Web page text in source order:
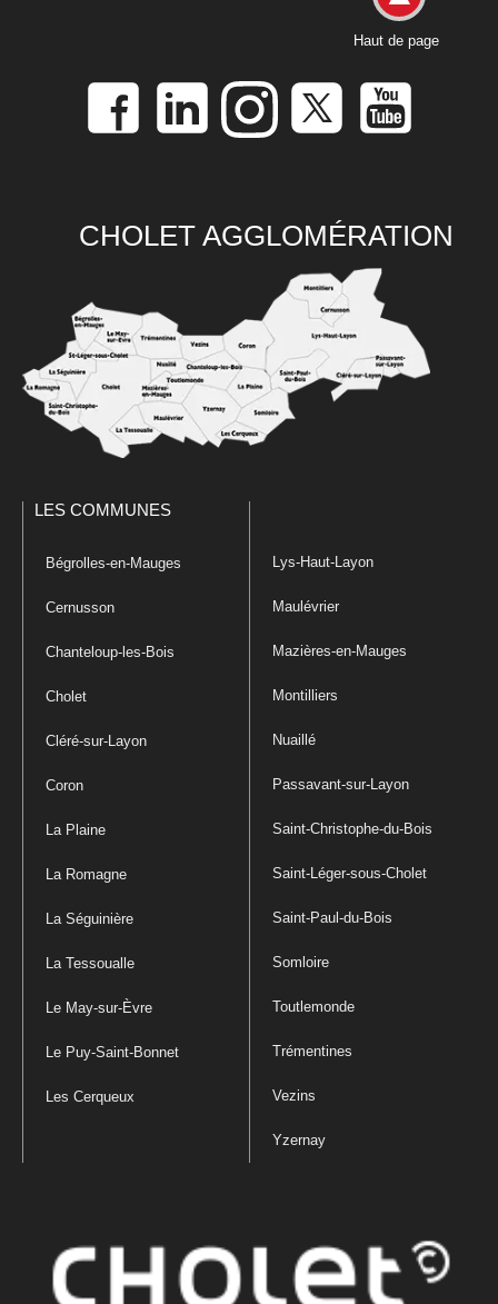
Haut de page
CHOLET AGGLOMÉRATION
LES COMMUNES
Bégrolles-en-Mauges
Cernusson
Chanteloup-les-Bois
Cholet
Cléré-sur-Layon
Coron
La Plaine
La Romagne
La Séguinière
La Tessoualle
Le May-sur-Èvre
Le Puy-Saint-Bonnet
Les Cerqueux
Lys-Haut-Layon
Maulévrier
Mazières-en-Mauges
Montilliers
Nuaillé
Passavant-sur-Layon
Saint-Christophe-du-Bois
Saint-Léger-sous-Cholet
Saint-Paul-du-Bois
Somloire
Toutlemonde
Trémentines
Vezins
Yzernay